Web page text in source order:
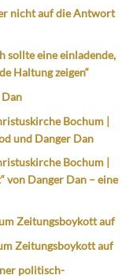
nicht auf die Antwort
sollte eine einladende,
Haltung zeigen“
Bochum |
und Danger Dan
Bochum |
von Danger Dan – eine
Zeitungsboykott auf
Zeitungsboykott auf
politisch-